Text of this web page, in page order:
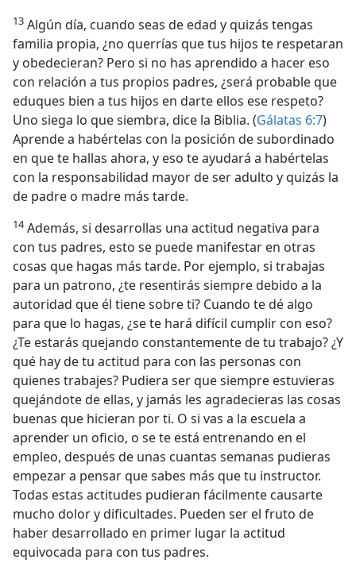
13 Algún día, cuando seas de edad y quizás tengas
familia propia, ¿no querrías que tus hijos te respetaran
y obedecieran? Pero si no has aprendido a hacer eso
con relación a tus propios padres, ¿será probable que
eduques bien a tus hijos en darte ellos ese respeto?
Uno siega lo que siembra, dice la Biblia. (Gálatas 6:7)
Aprende a habértelas con la posición de subordinado
en que te hallas ahora, y eso te ayudará a habértelas
con la responsabilidad mayor de ser adulto y quizás la
de padre o madre más tarde.
14Además, si desarrollas una actitud negativa para
con tus padres, esto se puede manifestar en otras
cosas que hagas más tarde. Por ejemplo, si trabajas
para un patrono, ¿te resentirás siempre debido a la
autoridad que él tiene sobre ti? Cuando te dé algo
para que lo hagas, ¿se te hará difícil cumplir con eso?
¿Te estarás quejando constantemente de tu trabajo? ¿Y
qué hay de tu actitud para con las personas con
quienes trabajes? Pudiera ser que siempre estuvieras
quejándote de ellas, y jamás les agradecieras las cosas
buenas que hicieran por ti. O si vas a la escuela a
aprender un oficio, o se te está entrenando en el
empleo, después de unas cuantas semanas pudieras
empezar a pensar que sabes más que tu instructor.
Todas estas actitudes pudieran fácilmente causarte
mucho dolor y dificultades. Pueden ser el fruto de
haber desarrollado en primer lugar la actitud
equivocada para con tus padres.